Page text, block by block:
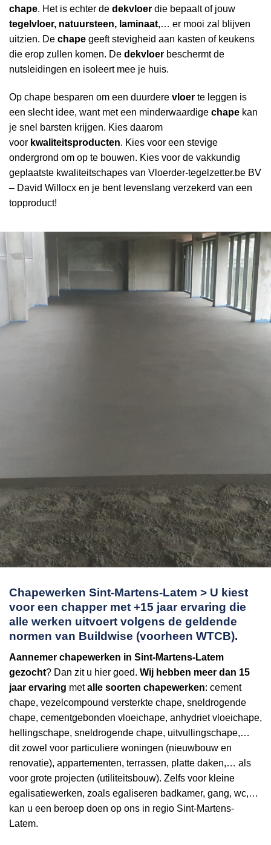
chape. Het is echter de dekvloer die bepaalt of jouw
tegelvloer, natuursteen, laminaat,… er mooi zal blijven
uitzien. De chape geeft stevigheid aan kasten of keukens
die erop zullen komen. De dekvloer beschermt de
nutsleidingen en isoleert mee je huis.
Op chape besparen om een duurdere vloer te leggen is
een slecht idee, want met een minderwaardige chape kan
je snel barsten krijgen. Kies daarom
voor kwaliteitsproducten. Kies voor een stevige
ondergrond om op te bouwen. Kies voor de vakkundig
geplaatste kwaliteitschapes van Vloerder-tegelzetter.be BV
– David Willocx en je bent levenslang verzekerd van een
topproduct!
Chapewerken Sint-Martens-Latem > U kiest
voor een chapper met +15 jaar ervaring die
alle werken uitvoert volgens de geldende
normen van Buildwise (voorheen WTCB).
Aannemer chapewerken in Sint-Martens-Latem
gezocht? Dan zit u hier goed. Wij hebben meer dan 15
jaar ervaring metalle soorten chapewerken: cement
chape, vezelcompound versterkte chape, sneldrogende
chape, cementgebonden vloeichape, anhydriet vloeichape,
hellingschape, sneldrogende chape, uitvullingschape,…
dit zowel voor particuliere woningen (nieuwbouw en
renovatie), appartementen, terrassen, platte daken,… als
voor grote projecten (utiliteitsbouw). Zelfs voor kleine
egalisatiewerken, zoals egaliseren badkamer, gang, wc,…
kan u een beroep doen op ons in regio Sint-Martens-
Latem.